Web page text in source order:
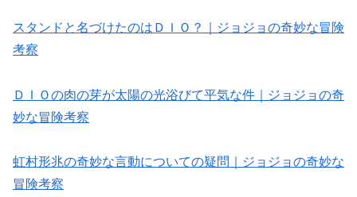
スタンドと名づけたのはＤＩＯ？｜ジョジョの奇妙な冒険
考察
ＤＩＯの肉の芽が太陽の光浴びて平気な件｜ジョジョの奇
妙な冒険考察
虹村形兆の奇妙な言動についての疑問｜ジョジョの奇妙な
冒険考察